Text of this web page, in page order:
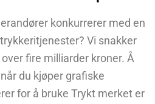
konkurrerer med en
Vi snakker
fire milliarder kroner. Å
du kjøper grafiske
for å bruke Trykt merket er